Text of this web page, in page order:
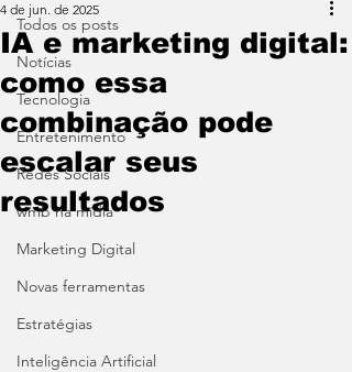
Todos os posts
Notícias
Tecnologia
Entretenimento
Redes Sociais
wmb na mídia
Marketing Digital
Novas ferramentas
Estratégias
Inteligência Artificial
IA e marketing digital:
como essa
combinação pode
escalar seus
resultados
4 de jun. de 2025